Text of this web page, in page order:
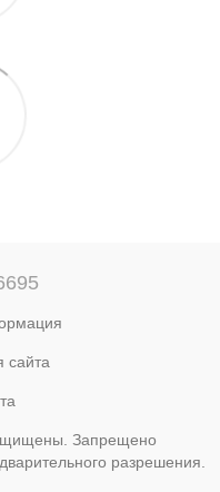
сайта
Запрещено
разрешения.